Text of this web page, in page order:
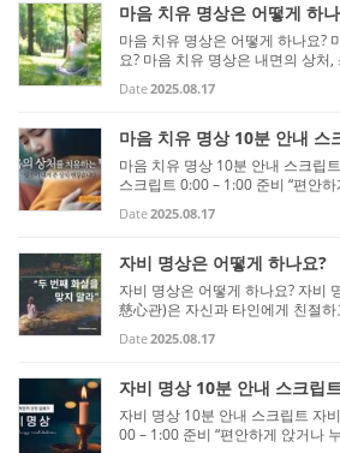
마음 치유 명상은 어떻게 하
마음 치유 명상은 어떻게 하나요?
요? 마음 치유 명상은 내면의 상처
로 자기 연민, 수용, 호흡 관찰, 긍
Date2025.08.17
마음 치유 명상 10분 안내 스
마음 치유 명상 10분 안내 스크립
스크립트 0:00 – 1:00 준비 “편안
을 부드럽게 알아차리며, 몸과 마
Date2025.08.17
자비 명상은 어떻게 하나요?
자비 명상은 어떻게 하나요? 자비
慈心관)은 자신과 타인에게 친절
스와 부정적 감정을 완화하며, 대
Date2025.08.17
자비 명상 10분 안내 스크립
자비 명상 10분 안내 스크립트 자
00 – 1:00 준비 “편안하게 앉거나